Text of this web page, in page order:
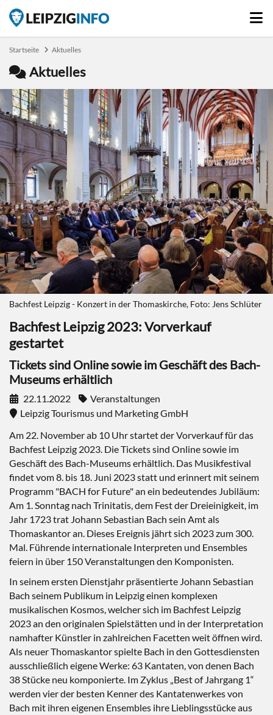
Startseite Aktuelles
Aktuelles
Bachfest Leipzig - Konzert in der Thomaskirche, Foto: Jens Schlüter
Bachfest Leipzig 2023: Vorverkauf
gestartet
Tickets sind Online sowie im Geschäft des Bach-
Museums erhältlich
22.11.2022
Veranstaltungen
Leipzig Tourismus und Marketing GmbH
Am 22. November ab 10 Uhr startet der Vorverkauf für das
Bachfest Leipzig 2023. Die Tickets sind Online sowie im
Geschäft des Bach-Museums erhältlich. Das Musikfestival
findet vom 8. bis 18. Juni 2023 statt und erinnert mit seinem
Programm "BACH for Future" an ein bedeutendes Jubiläum:
Am 1. Sonntag nach Trinitatis, dem Fest der Dreieinigkeit, im
Jahr 1723 trat Johann Sebastian Bach sein Amt als
Thomaskantor an. Dieses Ereignis jährt sich 2023 zum 300.
Mal. Führende internationale Interpreten und Ensembles
feiern in über 150 Veranstaltungen den Komponisten.
In seinem ersten Dienstjahr präsentierte Johann Sebastian
Bach seinem Publikum in Leipzig einen komplexen
musikalischen Kosmos, welcher sich im Bachfest Leipzig
2023 an den originalen Spielstätten und in der Interpretation
namhafter Künstler in zahlreichen Facetten weit öffnen wird.
Als neuer Thomaskantor spielte Bach in den Gottesdiensten
ausschließlich eigene Werke: 63 Kantaten, von denen Bach
38 Stücke neu komponierte. Im Zyklus „Best of Jahrgang 1“
werden vier der besten Kenner des Kantatenwerkes von
Bach mit ihren eigenen Ensembles ihre Lieblingsstücke aus